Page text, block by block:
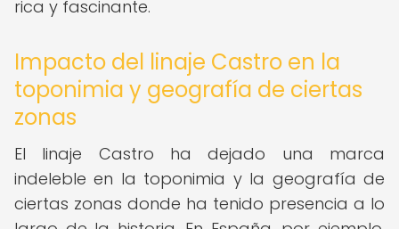
rica y fascinante.
Impacto del linaje Castro en la
toponimia y geografía de ciertas
zonas
El linaje Castro ha dejado una marca
indeleble en la toponimia y la geografía de
ciertas zonas donde ha tenido presencia a lo